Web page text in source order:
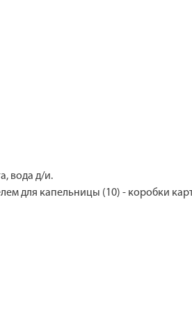
вода д/и.
для капельницы (10) - коробки